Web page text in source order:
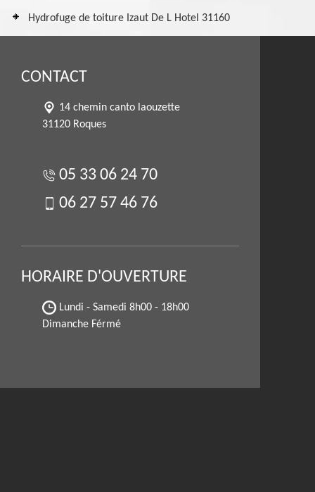
Hydrofuge de toiture Izaut De L Hotel 31160
CONTACT
14 chemin canto laouzette
31120 Roques
05 33 06 24 70
06 27 57 46 76
HORAIRE D'OUVERTURE
Lundi - Samedi 8h00 - 18h00
Dimanche Férmé